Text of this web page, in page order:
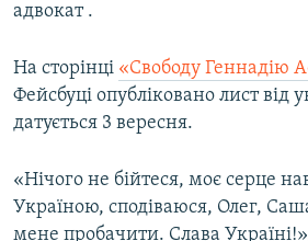
адвокат .
На сторінці «Свободу Геннадію
Фейсбуці опубліковано лист від
датується 3 вересня.
«Нічого не бійтеся, моє серце
Україною, сподіваюся, Олег,
мене пробачити. Слава